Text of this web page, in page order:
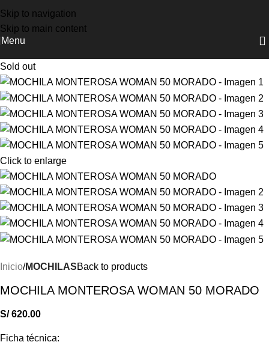
Skip to navigation
Skip to main content
NUEVOS INGRESOS COLUMBIA, DOITE Y OSPREY
Menu
Sold out
Click to enlarge
Inicio MOCHILASBack to products
MOCHILA MONTEROSA WOMAN 50 MORADO
S/620.00
Ficha técnica: